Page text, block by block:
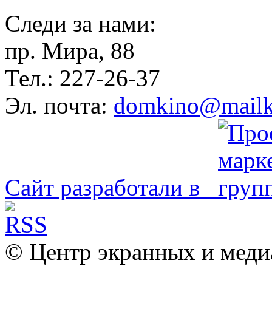
Следи за нами:
пр. Мира, 88
Тел.: 227-26-37
Эл. почта:
Сайт разработали в
© Центр экранных и